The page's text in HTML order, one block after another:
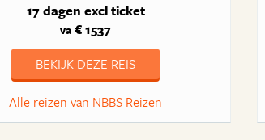
17 dagen excl ticket
va € 1537
BEKIJK DEZE REIS
Alle reizen van NBBS Reizen